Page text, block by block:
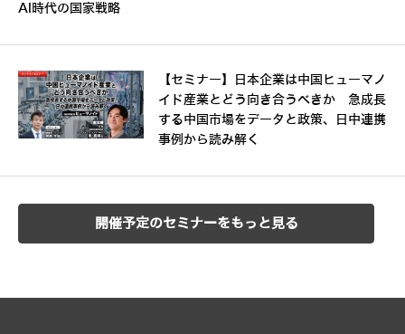
AI時代の国家戦略
【セミナー】日本企業は中国ヒューマノ
イド産業とどう向き合うべきか 急成長
する中国市場をデータと政策、日中連携
事例から読み解く
開催予定のセミナーをもっと見る